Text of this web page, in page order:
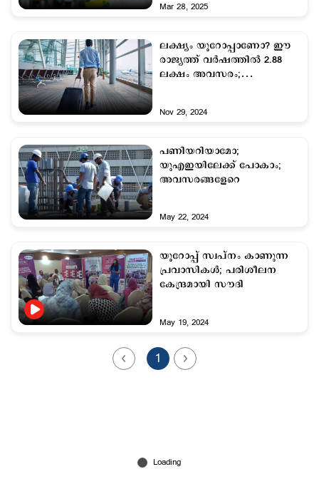
Mar 28, 2025
ലക്ഷ്യം യൂറോപ്പാണോ? ഈ
രാജ്യത്ത് വര്‍ഷത്തില്‍ 2.88
ലക്ഷം അവസരം;
Nov 29, 2024
പണിയറിയാമോ;
യുഎഇയിലേക്ക് പോകാം;
അവസരങ്ങളേറെ
May 22, 2024
യൂറോപ്പ് സ്വപ്നം കാണുന്ന
പ്രവാസികള്‍; പരിശീലന
കേന്ദ്രമായി സൗദി
May 19, 2024
1